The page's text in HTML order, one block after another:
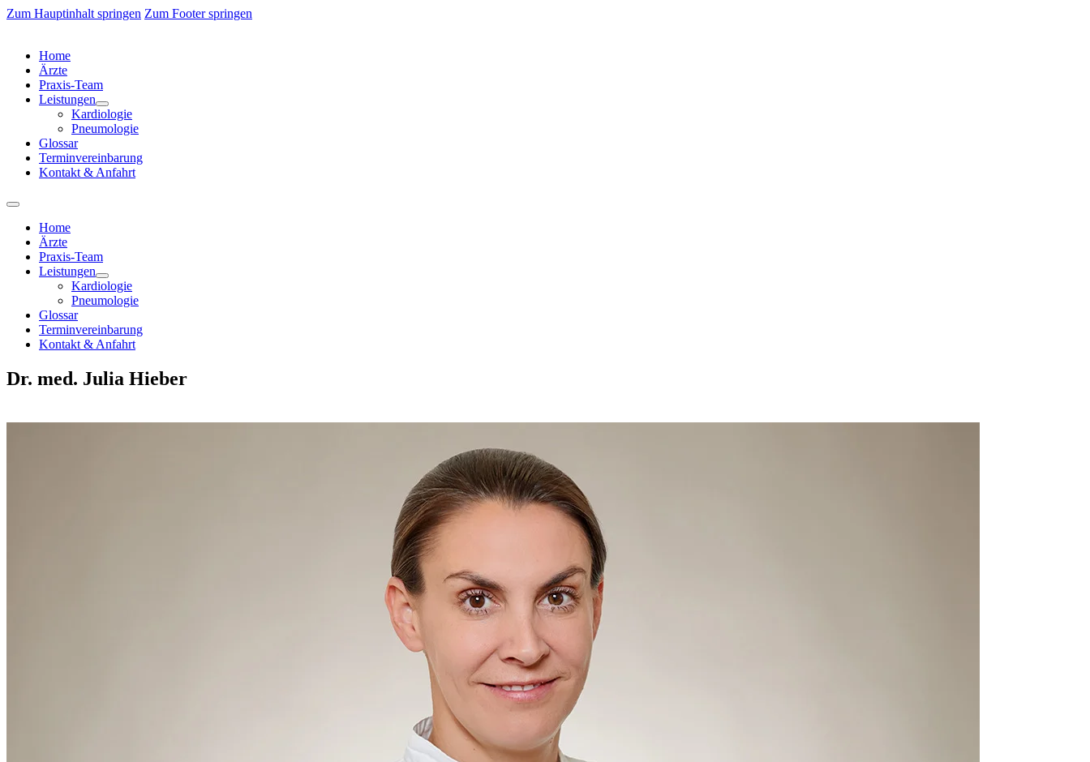
Zum Hauptinhalt springen Zum Footer springen
Home
Ärzte
Praxis-Team
Leistungen
Kardiologie
Pneumologie
Glossar
Terminvereinbarung
Kontakt & Anfahrt
Home
Ärzte
Praxis-Team
Leistungen
Kardiologie
Pneumologie
Glossar
Terminvereinbarung
Kontakt & Anfahrt
Dr. med. Julia Hieber